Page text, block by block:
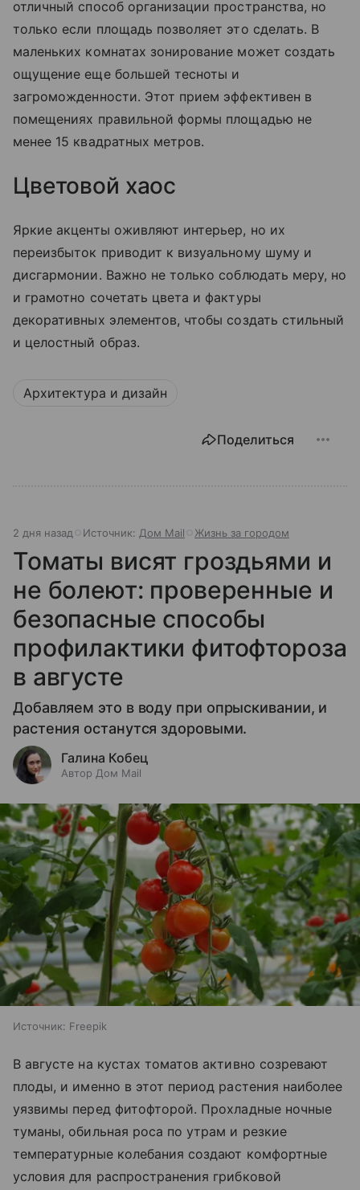
отличный способ организации пространства, но
только если площадь позволяет это сделать. В
маленьких комнатах зонирование может создать
ощущение еще большей тесноты и
загроможденности. Этот прием эффективен в
помещениях правильной формы площадью не
менее 15 квадратных метров.
Цветовой хаос
Яркие акценты оживляют интерьер, но их
переизбыток приводит к визуальному шуму и
дисгармонии. Важно не только соблюдать меру, но
и грамотно сочетать цвета и фактуры
декоративных элементов, чтобы создать стильный
и целостный образ.
Архитектура и дизайн
Поделиться
2 дня назад Источник: Дом Mail Жизнь за городом
Томаты висят гроздьями и
не болеют: проверенные и
безопасные способы
профилактики фитофтороза
в августе
Добавляем это в воду при опрыскивании, и
растения останутся здоровыми.
Галина Кобец
Автор Дом Mail
Источник: Freepik
В августе на кустах томатов активно созревают
плоды, и именно в этот период растения наиболее
уязвимы перед фитофторой. Прохладные ночные
туманы, обильная роса по утрам и резкие
температурные колебания создают комфортные
условия для распространения грибковой